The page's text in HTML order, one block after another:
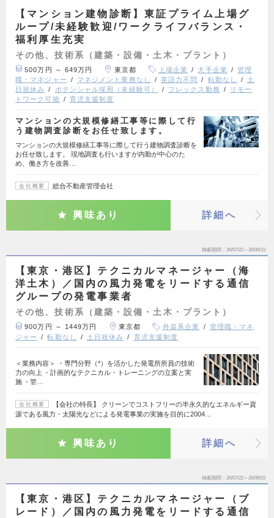
【マンション建物診断】東証プライム上場グ
ループ/未経験歓迎/ワークライフバランス・
福利厚生充実
その他、技術系（建築・設備・土木・プラント）
500万円 ～ 649万円 東京都 上場企業 大手企業
管理
職・マネジャー
マネジメント業務なし 英語力不問 転勤なし
土
日祝休み
ポテンシャル採用（未経験可） フレックス勤務
リモー
トワーク可能
育児支援制度
マンションの大規模修繕工事等に際して行
う建物調査診断をお任せ致します。
マンションの大規模修繕工事等に際して行う建物調査診断を
お任せ致します。 現地調査も行いますが内勤が中心のた
め、働き方を改善…
会社概要 総合不動産管理会社
興味あり 詳細へ
掲載期間 26/07/22～26/09/15
【東京・港区】テクニカルマネージャー（海
洋土木）／国内の風力発電をリードする通信
グループの発電事業者
その他、技術系（建築・設備・土木・プラント）
900万円 ～ 1449万円 東京都 外資系企業
管理職・マネ
ジャー
転勤なし 土日祝休み 育児支援制度
＜業務内容＞ ・専門分野（*）を活かした発電所所員の技術
力の向上 - 計画的なテクニカル・トレーニングの立案と実
施 - 管…
会社概要
【会社の特長】 クリーンでコストフリーの半永久的なエネルギー資
源である風力・太陽光などによる発電事業の実施を目的に2004…
興味あり 詳細へ
掲載期間 26/07/22～26/09/15
【東京・港区】テクニカルマネージャー（ブ
レード）／国内の風力発電をリードする通信